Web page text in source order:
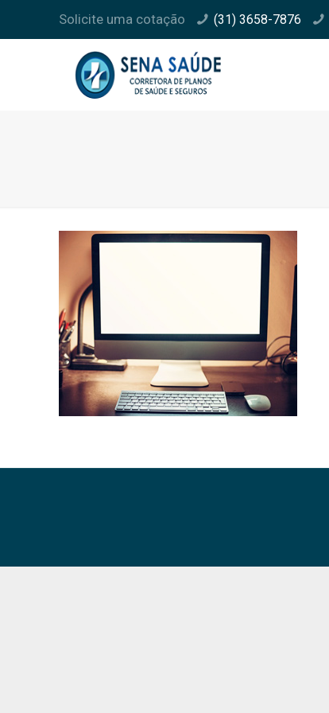
Solicite uma cotação (31) 3658-7876